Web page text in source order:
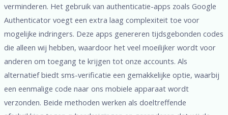
verminderen. Het gebruik van authenticatie-apps zoals Google
Authenticator voegt een extra laag complexiteit toe voor
mogelijke indringers. Deze apps genereren tijdsgebonden codes
die alleen wij hebben, waardoor het veel moeilijker wordt voor
anderen om toegang te krijgen tot onze accounts. Als
alternatief biedt sms-verificatie een gemakkelijke optie, waarbij
een eenmalige code naar ons mobiele apparaat wordt
verzonden. Beide methoden werken als doeltreffende